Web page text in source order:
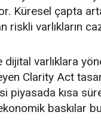
Küresel çapta
riskli varlıkların
dijital varlıklara
Clarity Act
piyasada kısa
baskılar